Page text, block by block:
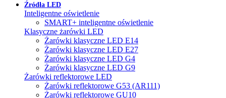
Źródła LED
Inteligentne oświetlenie
SMART+ inteligentne oświetlenie
Klasyczne żarówki LED
Żarówki klasyczne LED E14
Żarówki klasyczne LED E27
Żarówki klasyczne LED G4
Żarówki klasyczne LED G9
Żarówki reflektorowe LED
Żarówki reflektorowe G53 (AR111)
Żarówki reflektorowe GU10